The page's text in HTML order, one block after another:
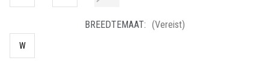
BREEDTEMAAT: (Vereist)
W